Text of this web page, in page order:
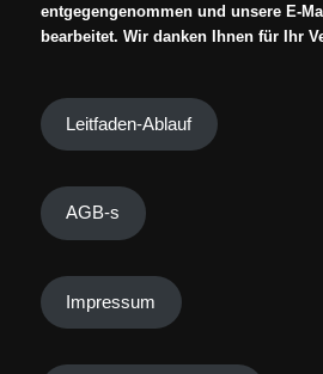
entgegengenommen und unsere E-
bearbeitet. Wir danken Ihnen für Ihr
Leitfaden-Ablauf
AGB-s
Impressum